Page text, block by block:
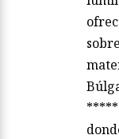
*****